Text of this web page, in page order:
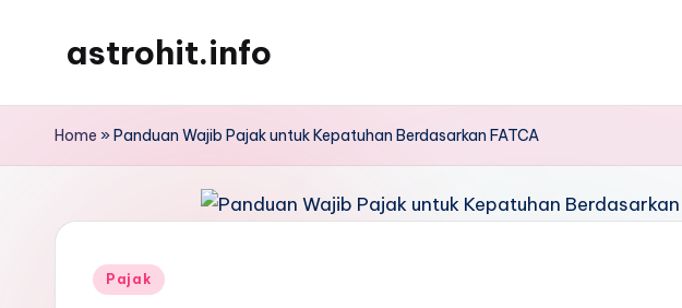
astrohit.info
Tepat
Home »Panduan Wajib Pajak untuk Kepatuhan Berdasarkan FATCA
Posted
Pajak